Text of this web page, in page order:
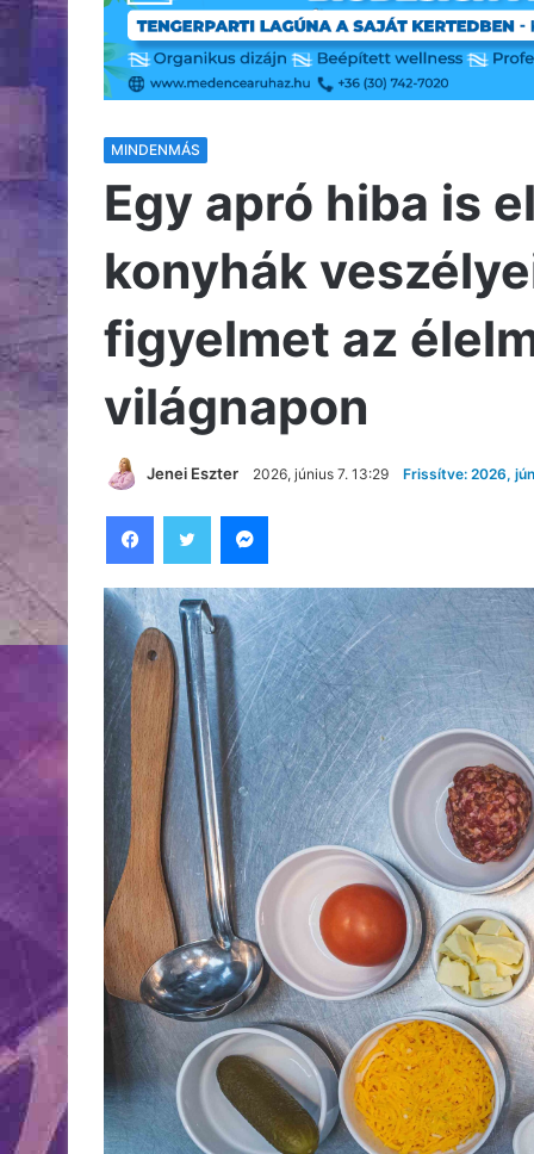
MINDENMÁS
Egy apró hiba is
konyhák
figyelmet az
világnapon
Jenei Eszter 2026, június 7. 13:29 Frissítve: 2026,